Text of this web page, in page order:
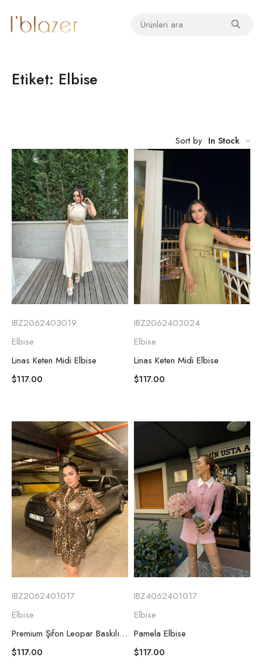
Etiket: Elbise
Sort by In Stock
IBZ2062403019
Elbise
Linas Keten Midi Elbise
$117.00
IBZ2062403024
Elbise
Linas Keten Midi Elbise
$117.00
IBZ2062401017
Elbise
Premium Şifon Leopar Baskılı Mini Elbise
$117.00
IBZ4062401017
Elbise
Pamela Elbise
$117.00